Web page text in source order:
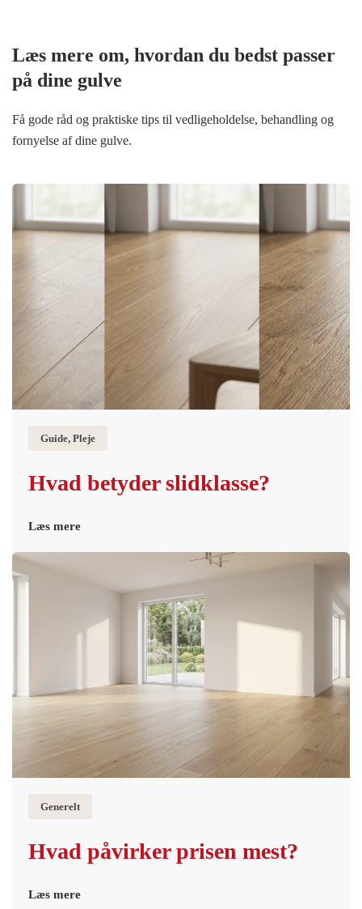
Læs mere om, hvordan du bedst passer
på dine gulve
Få gode råd og praktiske tips til vedligeholdelse, behandling og
fornyelse af dine gulve.
Guide, Pleje
Hvad betyder slidklasse?
Læs mere
Generelt
Hvad påvirker prisen mest?
Læs mere